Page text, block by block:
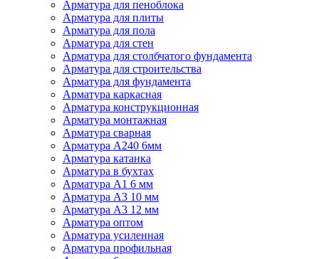
Арматура для пеноблока
Арматура для плиты
Арматура для пола
Арматура для стен
Арматура для столбчатого фундамента
Арматура для строительства
Арматура для фундамента
Арматура каркасная
Арматура конструкционная
Арматура монтажная
Арматура сварная
Арматура А240 6мм
Арматура катанка
Арматура в бухтах
Арматура А1 6 мм
Арматура А3 10 мм
Арматура А3 12 мм
Арматура оптом
Арматура усиленная
Арматура профильная